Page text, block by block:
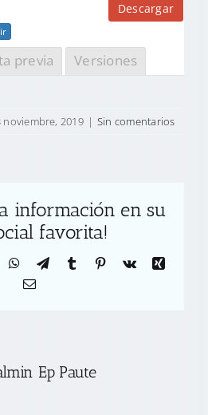
Descargar
previa Versiones
noviembre, 2019 | Sin comentarios
información en su
favorita!
WhatsApp
TelegramTumblr Pinterest
Vk
Xing
Correo
Ep Paute